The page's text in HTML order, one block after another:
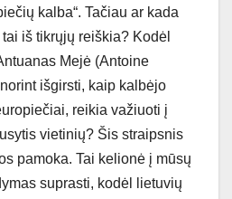
kalba“. Tačiau ar kada
iš tikrųjų reiškia? Kodėl
Mejė (Antoine
išgirsti, kaip kalbėjo
reikia važiuoti į
vietinių? Šis straipsnis
pamoka. Tai kelionė į mūsų
suprasti, kodėl lietuvių